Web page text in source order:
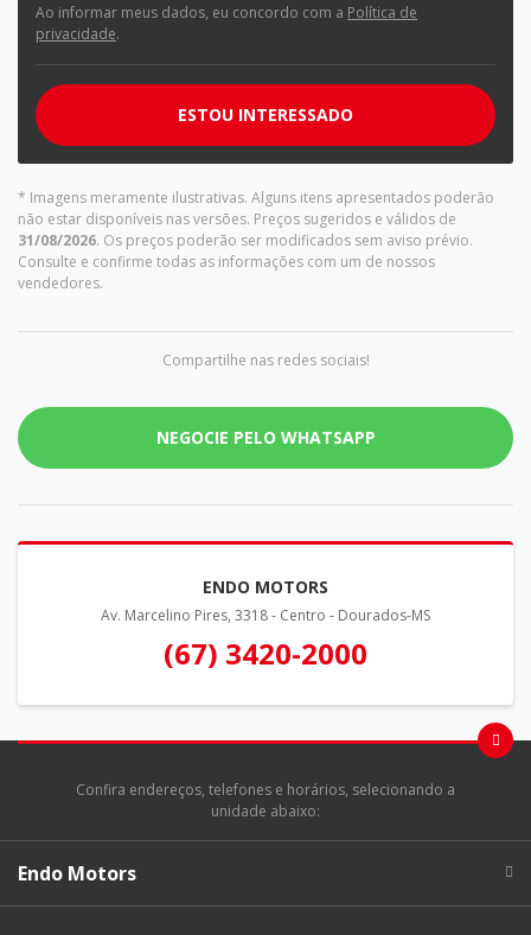
Ao informar meus dados, eu concordo com a Política de
privacidade.
ESTOU INTERESSADO
* Imagens meramente ilustrativas. Alguns itens apresentados poderão
não estar disponíveis nas versões. Preços sugeridos e válidos de
31/08/2026. Os preços poderão ser modificados sem aviso prévio.
Consulte e confirme todas as informações com um de nossos
vendedores.
Compartilhe nas redes sociais!
NEGOCIE PELO WHATSAPP
ENDO MOTORS
Av. Marcelino Pires, 3318 - Centro - Dourados-MS
(67) 3420-2000
Confira endereços, telefones e horários, selecionando a
unidade abaixo:
Endo Motors